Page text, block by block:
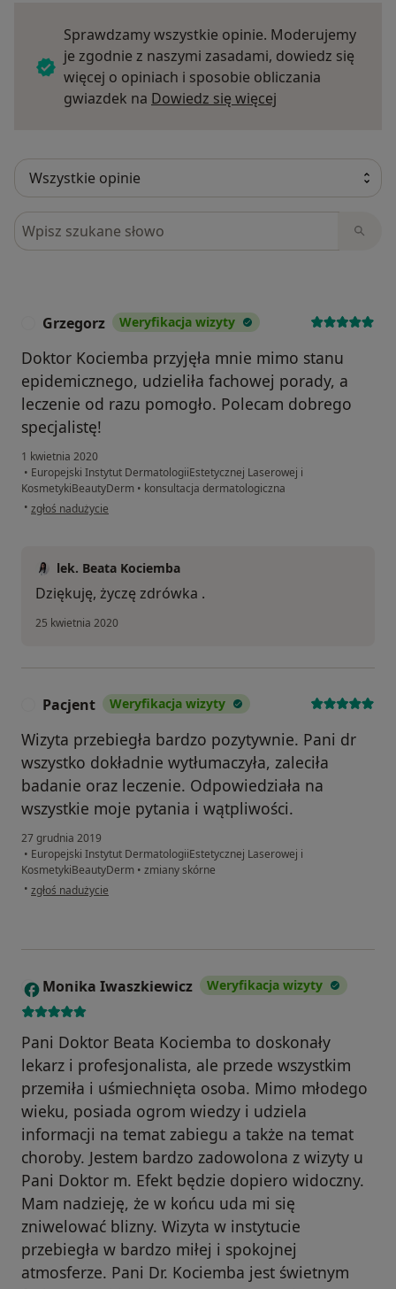
Sprawdzamy wszystkie opinie. Moderujemy
je zgodnie z naszymi zasadami, dowiedz się
więcej o opiniach i sposobie obliczania
gwiazdek na Dowiedz się więcej
Szukaj w opiniach
Grzegorz Weryfikacja wizyty
Doktor Kociemba przyjęła mnie mimo stanu
epidemicznego, udzieliła fachowej porady, a
leczenie od razu pomogło. Polecam dobrego
specjalistę!
1 kwietnia 2020
• Europejski Instytut DermatologiiEstetycznej Laserowej i
KosmetykiBeautyDerm • konsultacja dermatologiczna
• w opinii użytkownika Grzegorz
zgłoś nadużycie
lek. Beata Kociemba
Dziękuję, życzę zdrówka .
25 kwietnia 2020
Pacjent Weryfikacja wizyty
Wizyta przebiegła bardzo pozytywnie. Pani dr
wszystko dokładnie wytłumaczyła, zaleciła
badanie oraz leczenie. Odpowiedziała na
wszystkie moje pytania i wątpliwości.
27 grudnia 2019
• Europejski Instytut DermatologiiEstetycznej Laserowej i
KosmetykiBeautyDerm • zmiany skórne
• w opinii użytkownika Pacjent
zgłoś nadużycie
M Monika Iwaszkiewicz Weryfikacja wizyty
Pani Doktor Beata Kociemba to doskonały
lekarz i profesjonalista, ale przede wszystkim
przemiła i uśmiechnięta osoba. Mimo młodego
wieku, posiada ogrom wiedzy i udziela
informacji na temat zabiegu a także na temat
choroby. Jestem bardzo zadowolona z wizyty u
Pani Doktor m. Efekt będzie dopiero widoczny.
Mam nadzieję, że w końcu uda mi się
zniwelować blizny. Wizyta w instytucie
przebiegła w bardzo miłej i spokojnej
atmosferze. Pani Dr. Kociemba jest świetnym